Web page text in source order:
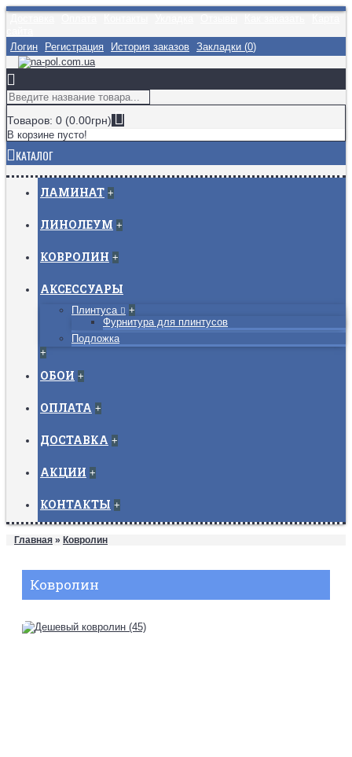
Логин
Регистрация История заказов Закладки (0)
Товаров: 0 (0.00грн)
В корзине пусто!
КАТАЛОГ
ЛАМИНАТ +
ЛИНОЛЕУМ +
КОВРОЛИН +
АКСЕССУАРЫ
Плинтуса
+
Фурнитура для плинтусов
Подложка
+
ОБОИ +
ОПЛАТА +
ДОСТАВКА +
АКЦИИ +
КОНТАКТЫ +
Главная » Ковролин
Ковролин